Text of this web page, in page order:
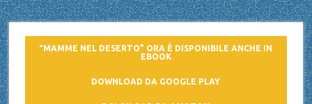
“MAMME NEL DESERTO” ORA È DISPONIBILE ANCHE IN
EBOOK
DOWNLOAD DA GOOGLE PLAY